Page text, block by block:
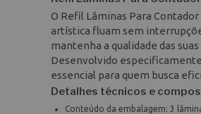
O Refil Lâminas Para
artística fluam sem
mantenha a qualidade das
Desenvolvido
essencial para quem busca
Detalhes técnicos e
Conteúdo da embalagem: 3